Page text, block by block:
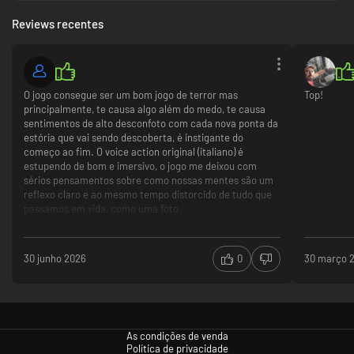
compositor de The Town of Light; enquadrados num verdadeiro
cantadas por Francesca Messina, também conhecida como Femina
Ridens, a estrela disco dos anos 90.
Reviews recentes
O jogo consegue ser um bom jogo de terror mas
principalmente, te causa algo além do medo, te causa
sentimentos de alto desconfoto com cada nova ponta da
estória que vai sendo descoberta, é instigante do
começo ao fim. O voice action original (italiano) é
estupendo de bom e imersivo, o jogo me deixou com
sérios pensamentos sobre como nossas mentes são um
reflexo claro e ao mesmo tempo distorcido de tudo que
passamos em vida, como uma foto.
30 junho 2026 0
Top!
30 março
As condições de venda
Política de privacidade